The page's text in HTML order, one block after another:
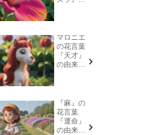
マロニエ
の花言葉
『天才』
の由来と
『麻』の
花言葉
『運命』
の由来と